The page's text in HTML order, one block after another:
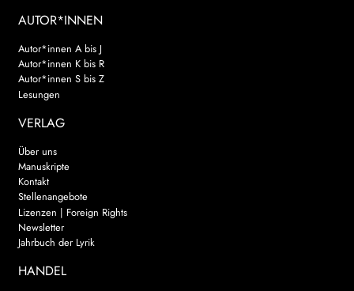
AUTOR*INNEN
Autor*innen A bis J
Autor*innen K bis R
Autor*innen S bis Z
Lesungen
VERLAG
Über uns
Manuskripte
Kontakt
Stellenangebote
Lizenzen | Foreign Rights
Newsletter
Jahrbuch der Lyrik
HANDEL